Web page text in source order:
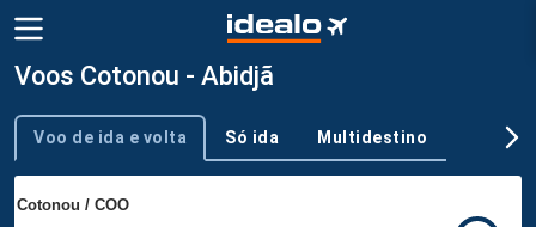
Voos Cotonou - Abidjã
Tipo de viagem
Voo de ida e volta Só ida Multidestino